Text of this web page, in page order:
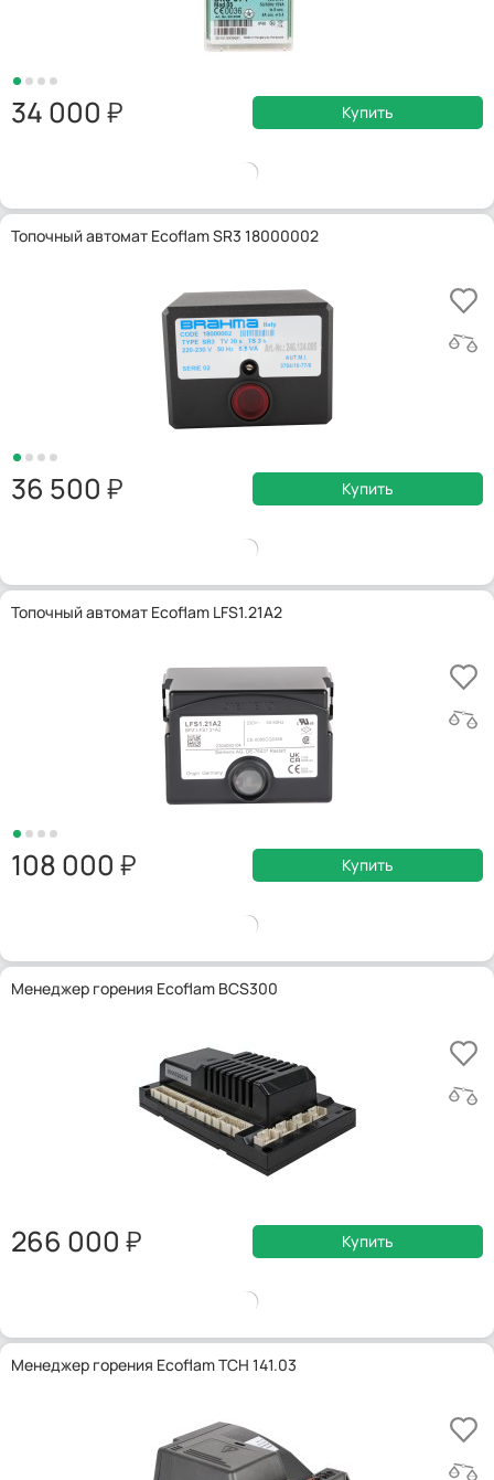
34 000 Купить
Топочный автомат Ecoflam SR3 18000002
36 500 Купить
Топочный автомат Ecoflam LFS1.21A2
108 000 Купить
Менеджер горения Ecoflam BCS300
266 000 Купить
Менеджер горения Ecoflam TCH 141.03